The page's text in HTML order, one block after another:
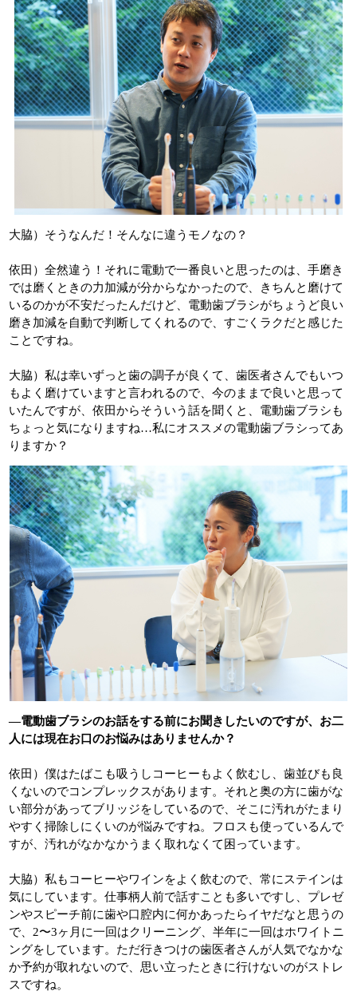
大脇）そうなんだ！そんなに違うモノなの？
依田）全然違う！それに電動で一番良いと思ったのは、手磨き
では磨くときの力加減が分からなかったので、きちんと磨けて
いるのかが不安だったんだけど、電動歯ブラシがちょうど良い
磨き加減を自動で判断してくれるので、すごくラクだと感じた
ことですね。
大脇）私は幸いずっと歯の調子が良くて、歯医者さんでもいつ
もよく磨けていますと言われるので、今のままで良いと思って
いたんですが、依田からそういう話を聞くと、電動歯ブラシも
ちょっと気になりますね…私にオススメの電動歯ブラシってあ
りますか？
―電動歯ブラシのお話をする前にお聞きしたいのですが、お二
人には現在お口のお悩みはありませんか？
依田）僕はたばこも吸うしコーヒーもよく飲むし、歯並びも良
くないのでコンプレックスがあります。それと奥の方に歯がな
い部分があってブリッジをしているので、そこに汚れがたまり
やすく掃除しにくいのが悩みですね。フロスも使っているんで
すが、汚れがなかなかうまく取れなくて困っています。
大脇）私もコーヒーやワインをよく飲むので、常にステインは
気にしています。仕事柄人前で話すことも多いですし、プレゼ
ンやスピーチ前に歯や口腔内に何かあったらイヤだなと思うの
で、2〜3ヶ月に一回はクリーニング、半年に一回はホワイトニ
ングをしています。ただ行きつけの歯医者さんが人気でなかな
か予約が取れないので、思い立ったときに行けないのがストレ
スですね。